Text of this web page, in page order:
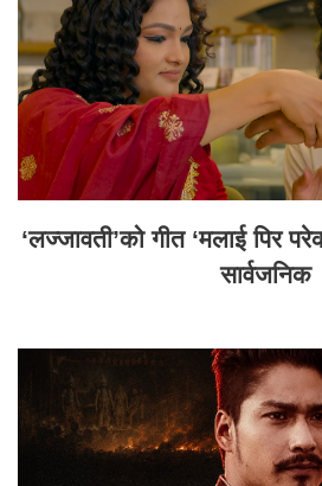
‘लज्जावती’को गीत ‘मलाई पिर
सार्वजनिक